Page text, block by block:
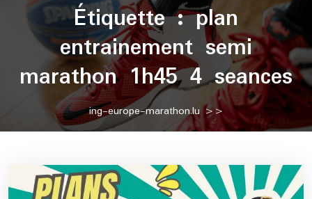
Étiquette :plan
entrainement semi
marathon 1h45 4 seances
ing-europe-marathon.lu>>